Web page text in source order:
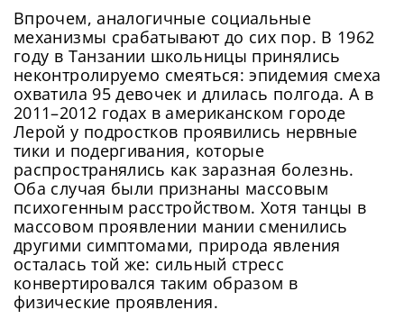
Впрочем, аналогичные социальные
механизмы срабатывают до сих пор. В 1962
году в Танзании школьницы принялись
неконтролируемо смеяться: эпидемия смеха
охватила 95 девочек и длилась полгода. А в
2011–2012 годах в американском городе
Лерой у подростков проявились нервные
тики и подергивания, которые
распространялись как заразная болезнь.
Оба случая были признаны массовым
психогенным расстройством. Хотя танцы в
массовом проявлении мании сменились
другими симптомами, природа явления
осталась той же: сильный стресс
конвертировался таким образом в
физические проявления.